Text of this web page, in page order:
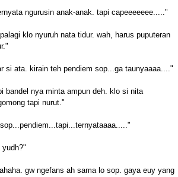
ngurusin anak-anak. tapi capeeeeeee....."
klo nyuruh nata tidur. wah, harus puputeran
si ata. kirain teh pendiem sop...ga taunyaaaa...."
bandel nya minta ampun deh. klo si nita
tapi nurut."
yudh?"
gw ngefans ah sama lo sop. gaya euy yang